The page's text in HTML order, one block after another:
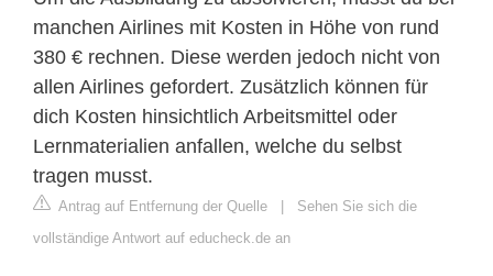
manchen Airlines mit Kosten in Höhe von rund
380 € rechnen. Diese werden jedoch nicht von
allen Airlines gefordert. Zusätzlich können für
dich Kosten hinsichtlich Arbeitsmittel oder
Lernmaterialien anfallen, welche du selbst
tragen musst.
Antrag auf Entfernung der Quelle | Sehen Sie sich die
vollständige Antwort auf educheck.de an